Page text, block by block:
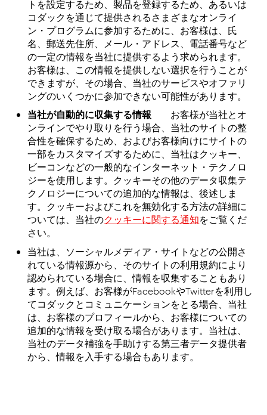
トを設定するため、製品を登録するため、あるいは
コダックを通じて提供されるさまざまなオンライ
ン・プログラムに参加するために、お客様は、氏
名、郵送先住所、メール・アドレス、電話番号など
の一定の情報を当社に提供するよう求められます。
お客様は、この情報を提供しない選択を行うことが
できますが、その場合、当社のサービスやオファリ
ングのいくつかに参加できない可能性があります。
当社が自動的に収集する情報 お客様が当社とオ
ンラインでやり取りを行う場合、当社のサイトの整
合性を確保するため、およびお客様向けにサイトの
一部をカスタマイズするために、当社はクッキー、
ビーコンなどの一般的なインターネット・テクノロ
ジーを使用します。クッキーその他のデータ収集テ
クノロジーについての追加的な情報は、後述しま
す。クッキーおよびこれを無効化する方法の詳細に
ついては、当社のクッキーに関する通知をご覧くだ
さい。
当社は、ソーシャルメディア・サイトなどの公開さ
れている情報源から、そのサイトの利用規約により
認められている場合に、情報を収集することもあり
ます。例えば、お客様がFacebookやTwitterを利用し
てコダックとコミュニケーションをとる場合、当社
は、お客様のプロフィールから、お客様についての
追加的な情報を受け取る場合があります。当社は、
当社のデータ補強を手助けする第三者データ提供者
から、情報を入手する場合もあります。